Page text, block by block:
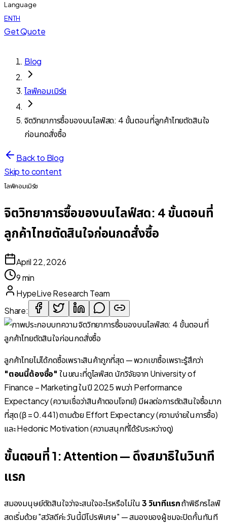
Language
ENTH
Get Quote
Blog
ไลฟ์คอมเมิร์ซ
จิตวิทยาการซื้อของบนไลฟ์สด: 4 ขั้นตอนที่ลูกค้าไทยตัดสินใจ
ก่อนกดสั่งซื้อ
Back to Blog
Skip to content
ไลฟ์คอมเมิร์ซ
จิตวิทยาการซื้อของบนไลฟ์สด: 4 ขั้นตอนที่
ลูกค้าไทยตัดสินใจก่อนกดสั่งซื้อ
April 22, 2026
9 min
HypeLive Research Team
Share:
ลูกค้าไทยไม่ได้กดซื้อเพราะสินค้าถูกที่สุด — พวกเขาซื้อเพราะรู้สึกว่า
"ตอนนี้ต้องซื้อ" ในขณะที่ดูไลฟ์สด นักวิจัยจาก University of
Finance – Marketing ในปี 2025 พบว่า Performance
Expectancy (ความเชื่อว่าสินค้าตอบโจทย์) มีผลต่อการตัดสินใจซื้อมาก
ที่สุด (β = 0.441) ตามด้วย Effort Expectancy (ความง่ายในการซื้อ)
และ Hedonic Motivation (ความสนุกที่ได้รับระหว่างดู)
ขั้นตอนที่ 1: Attention — ดึงสมาธิในวินาที
แรก
สมองมนุษย์ตัดสินใจว่าจะสนใจอะไรหรือไม่ใน3 วินาทีแรกถ้าพิธีกรไลฟ์
สดเริ่มด้วย "สวัสดีค่ะ วันนี้มีโปรพิเศษ" — สมองของผู้ชมจะปิดกั้นทันที